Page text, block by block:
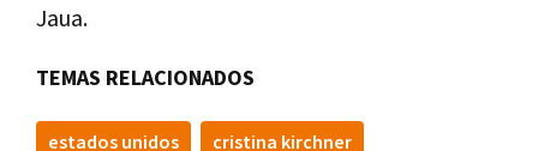
Jaua.
TEMAS RELACIONADOS
estados unidos cristina kirchner